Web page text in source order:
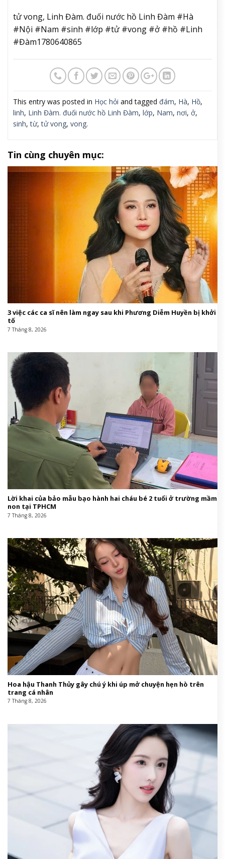
tử vong, Linh Đàm. đuối nước hồ Linh Đàm #Hà
#Nội #Nam #sinh #lớp #tử #vong #ở #hồ #Linh
#Đàm1780640865
This entry was posted in Học hỏi and tagged đám, Hà, Hồ,
linh, Linh Đàm. đuối nước hồ Linh Đàm, lớp, Nam, nơi, ở,
sinh,từ,tử vong, vong.
Tin cùng chuyên mục:
3 việc các ca sĩ nên làm ngay sau khi Phương Diễm Huyền bị khởi
tố
7 Tháng 8, 2026
Lời khai của bảo mẫu bạo hành hai cháu bé 2 tuổi ở trường mầm
non tại TPHCM
7 Tháng 8, 2026
Hoa hậu Thanh Thủy gây chú ý khi úp mở chuyện hẹn hò trên
trang cá nhân
7 Tháng 8, 2026